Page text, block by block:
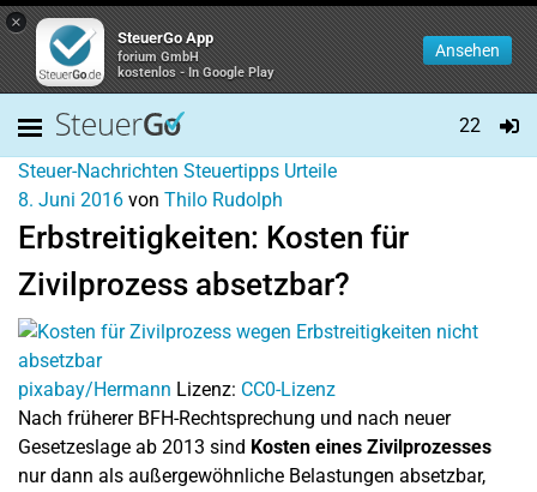
×
SteuerGo App
forium GmbH
kostenlos - In Google Play
Ansehen
22
Steuer-Nachrichten Steuertipps Urteile
8. Juni 2016 von Thilo Rudolph
Erbstreitigkeiten: Kosten für
Zivilprozess absetzbar?
pixabay/Hermann Lizenz: CC0-Lizenz
Nach früherer BFH-Rechtsprechung und nach neuer
Gesetzeslage ab 2013 sind Kosten eines Zivilprozesses
nur dann als außergewöhnliche Belastungen absetzbar,